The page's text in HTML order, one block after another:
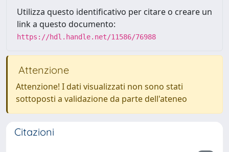
Utilizza questo identificativo per citare o creare un
link a questo documento:
https://hdl.handle.net/11586/76988
Attenzione
Attenzione! I dati visualizzati non sono stati
sottoposti a validazione da parte dell'ateneo
Citazioni